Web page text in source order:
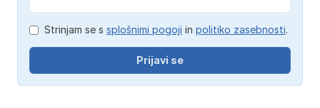
Strinjam se s splošnimi pogoji in politiko zasebnosti.
Prijavi se